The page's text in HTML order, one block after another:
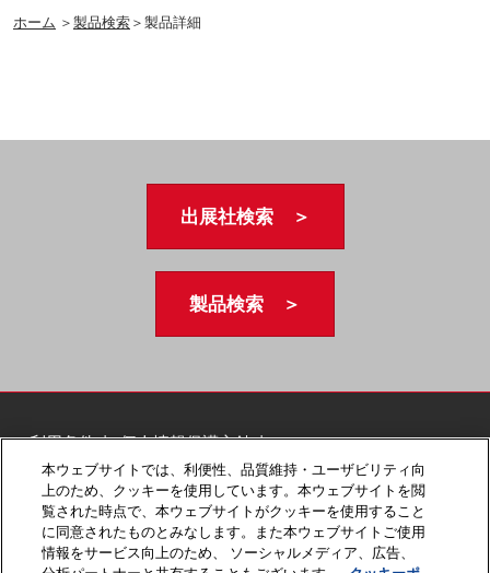
ホーム ＞製品検索＞製品詳細
出展社検索 ＞
製品検索 ＞
ご利用条件
個人情報保護方針
個人情報に関する修正・利用停止など
展示会・セミナー参加ポリシー
クッキーポリシー
クッキーの設定
Copyright © RX Japan GK
本ウェブサイトでは、利便性、品質維持・ユーザビリティ向
上のため、クッキーを使用しています。本ウェブサイトを閲
覧された時点で、本ウェブサイトがクッキーを使用すること
に同意されたものとみなします。また本ウェブサイトご使用
情報をサービス向上のため、 ソーシャルメディア、広告、